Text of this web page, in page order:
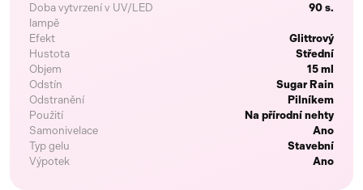
Doba vytvrzení v UV/LED
lampě
90 s.
Efekt
Glittrový
Hustota
Střední
Objem
15 ml
Odstín
Sugar Rain
Odstranění
Pilníkem
Použití
Na přírodní nehty
Samonivelace
Ano
Typ gelu
Stavební
Výpotek
Ano